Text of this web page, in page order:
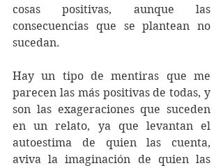
cosas positivas, aunque las
consecuencias que se plantean no
sucedan.
Hay un tipo de mentiras que me
parecen las más positivas de todas, y
son las exageraciones que suceden
en un relato, ya que levantan el
autoestima de quien las cuenta,
aviva la imaginación de quien las